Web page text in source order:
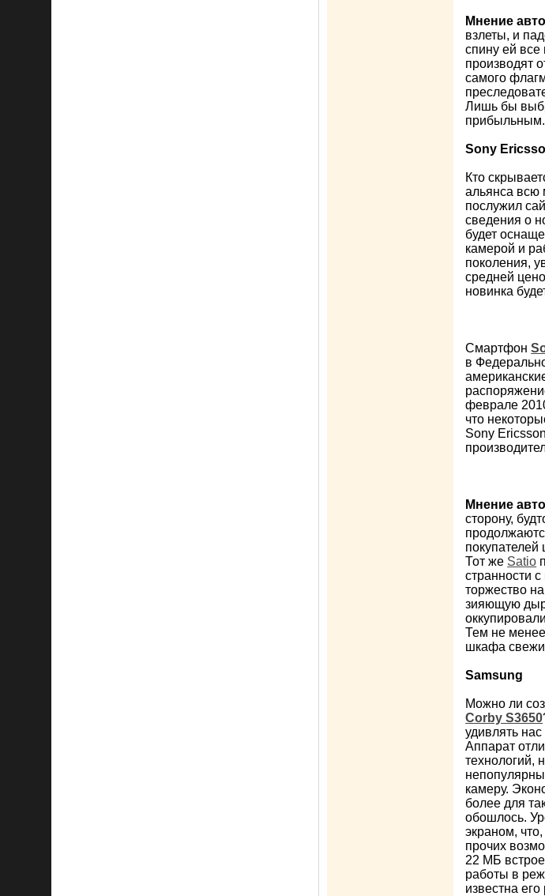
Мнение
взлеты, и
спину ей
производят
самого
Лишь бы
прибыльным.
Sony
Кто
альянса всю
послужил
сведения о
будет
камерой и
поколения,
средней
новинка
Смартфон
в
феврале
что
Sony
Мнение
сторону,
Тот же Satio
странности
торжество
зияющую
Тем не
шкафа
Samsung
Можно ли
Corby S3650
удивлять
Аппарат
технологий,
камеру.
более для
обошлось.
экраном,
прочих
22 МБ
работы в
известна